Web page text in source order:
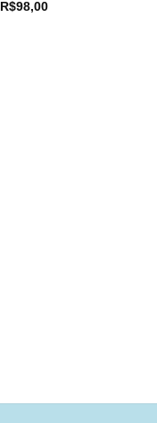
R$98,00